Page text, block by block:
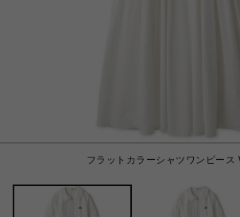
フラットカラーシャツワンピース